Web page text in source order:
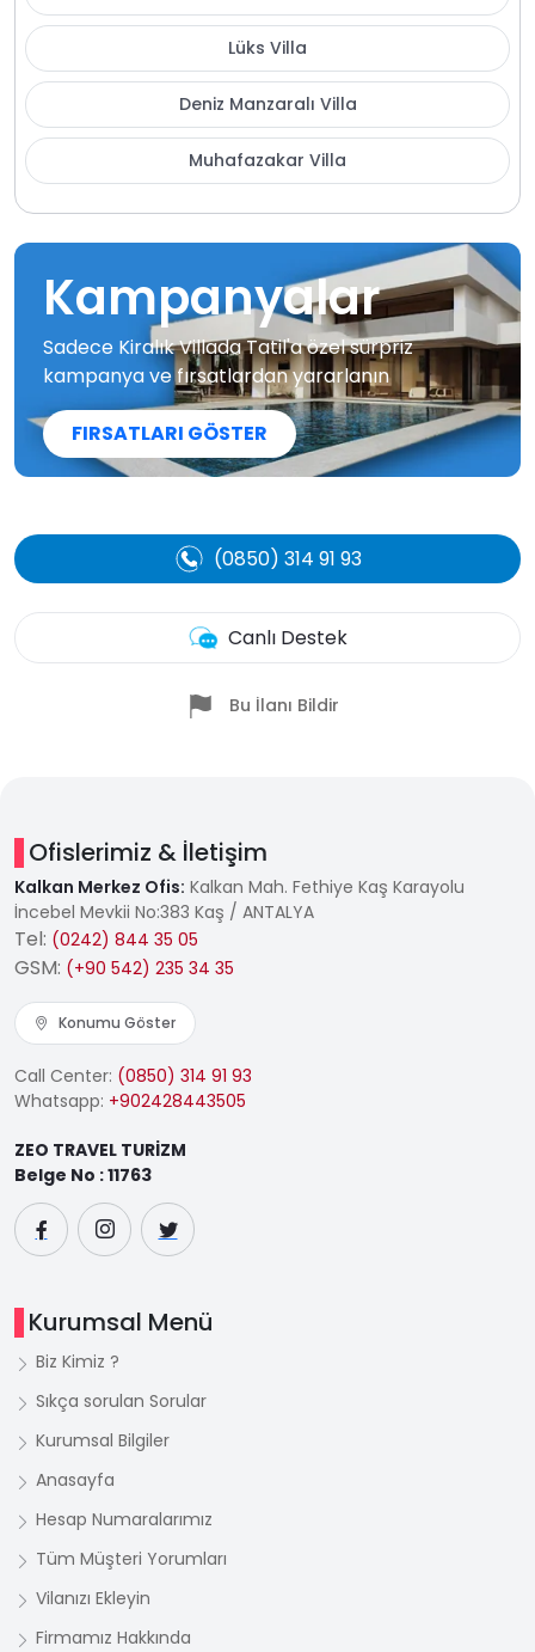
Lüks Villa
Deniz Manzaralı Villa
Muhafazakar Villa
Kampanyalar
Sadece Kiralık Villada Tatil'a özel sürpriz
kampanya ve fırsatlardan yararlanın
FIRSATLARI GÖSTER
(0850) 314 91 93
Canlı Destek
Bu İlanı Bildir
Ofislerimiz & İletişim
Kalkan Merkez Ofis: Kalkan Mah. Fethiye Kaş Karayolu
İncebel Mevkii No:383 Kaş / ANTALYA
Tel: (0242) 844 35 05
GSM: (+90 542) 235 34 35
Konumu Göster
Call Center: (0850) 314 91 93
Whatsapp: +902428443505
ZEO TRAVEL TURİZM
Belge No : 11763
Kurumsal Menü
Biz Kimiz ?
Sıkça sorulan Sorular
Kurumsal Bilgiler
Anasayfa
Hesap Numaralarımız
Tüm Müşteri Yorumları
Vilanızı Ekleyin
Firmamız Hakkında